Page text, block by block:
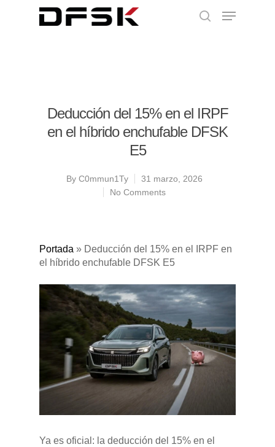
Deducción del 15% en el IRPF
en el híbrido enchufable DFSK
E5
By C0mmun1Ty
31 marzo, 2026
No Comments
Portada » Deducción del 15% en el IRPF en
el híbrido enchufable DFSK E5
Ya es oficial: la deducción del 15% en el